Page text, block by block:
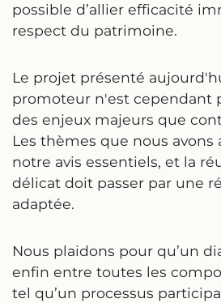
possible d’allier efficacité
respect du patrimoine.
Le projet présenté
promoteur n'est cependant
des enjeux majeurs que
Les thèmes que nous avons
notre avis essentiels, et la
délicat doit passer par une
adaptée.
Nous plaidons pour qu’un
enfin entre toutes les
tel qu’un processus